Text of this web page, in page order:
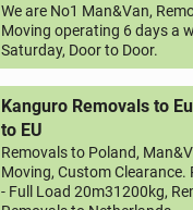
We are No1 Man&Van,
Moving operating 6 days a
Saturday, Door to Door.
Kanguro Removals to
to EU
Removals to Poland,
Moving, Custom
- Full Load 20m31200kg,